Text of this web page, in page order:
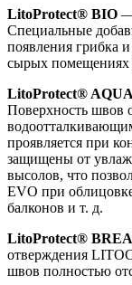
LitoProtect® BIO —
Специальные
появления грибка
сырых помещениях
LitoProtect® AQUA
Поверхность швов
проявляется при
защищены от
высолов, что
EVO при
балконов и т. д.
LitoProtect®
отверждения
швов полностью